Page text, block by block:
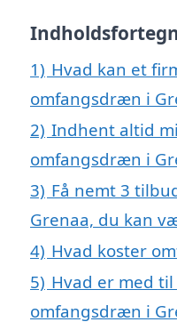
1) Hvad kan et
omfangsdræn i
2) Indhent altid
omfangsdræn i
3) Få nemt 3
Grenaa, du kan
4) Hvad koster
5) Hvad er med
omfangsdræn i